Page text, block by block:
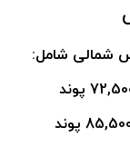
شمالی شامل: